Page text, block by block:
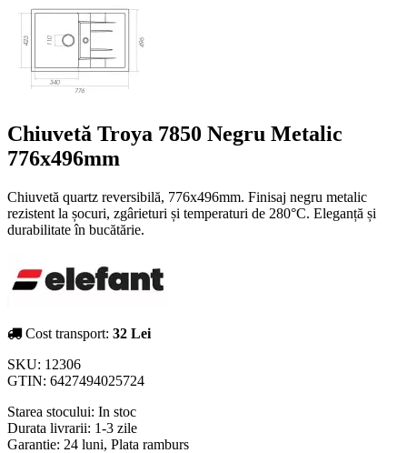
Chiuvetă Troya 7850 Negru Metalic
776x496mm
Chiuvetă quartz reversibilă, 776x496mm. Finisaj negru metalic
rezistent la șocuri, zgârieturi și temperaturi de 280°C. Eleganță și
durabilitate în bucătărie.
Cost transport: 32 Lei
SKU: 12306
GTIN: 6427494025724
Starea stocului: In stoc
Durata livrarii: 1-3 zile
Garantie: 24 luni, Plata ramburs